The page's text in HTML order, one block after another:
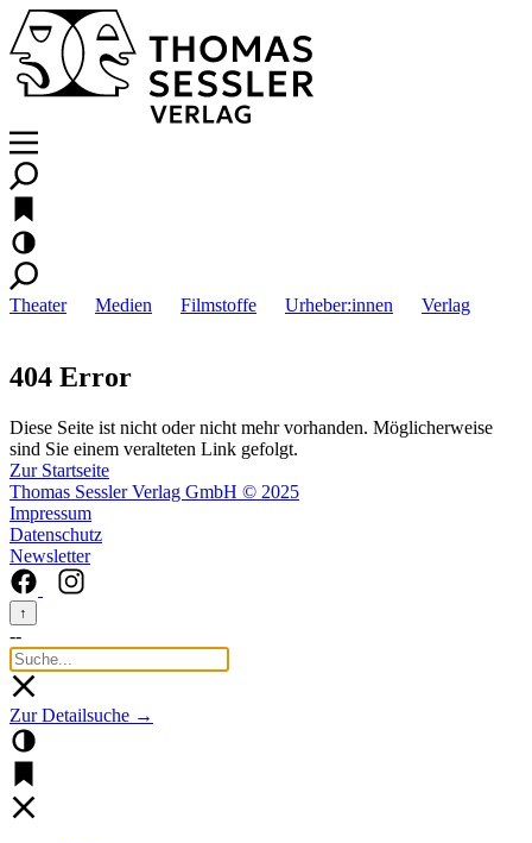
Theater Medien Filmstoffe Urheber:innen Verlag
404 Error
Diese Seite ist nicht oder nicht mehr vorhanden. Möglicherweise
sind Sie einem veralteten Link gefolgt.
Zur Startseite
Thomas Sessler Verlag GmbH © 2025
Impressum
Datenschutz
Newsletter
↑
--
Zur Detailsuche →